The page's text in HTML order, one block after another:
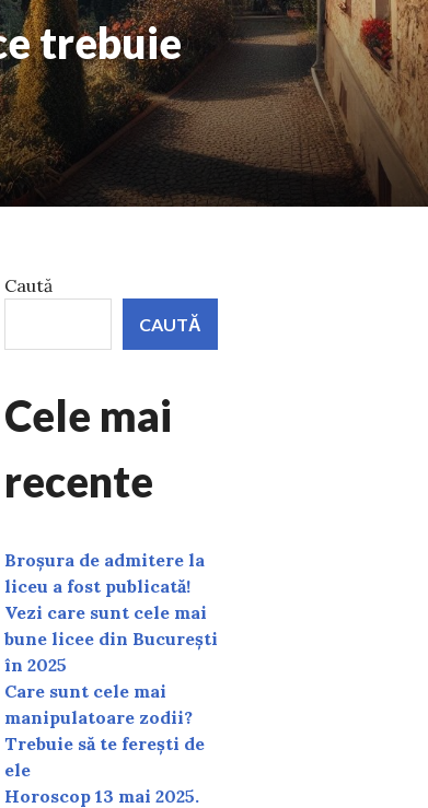
trebuie
Caută
CAUTĂ
Cele mai
recente
Broșura de admitere la
liceu a fost publicată!
Vezi care sunt cele mai
bune licee din București
în 2025
Care sunt cele mai
manipulatoare zodii?
Trebuie să te ferești de
ele
Horoscop 13 mai 2025.